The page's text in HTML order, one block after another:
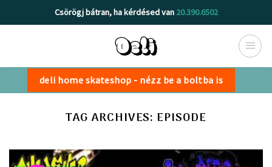
to
Csörögj bátran, ha kérdésed van 20.390.6502
deli home skateshop - nézz be a boltba is
TAG ARCHIVES: EPISODE